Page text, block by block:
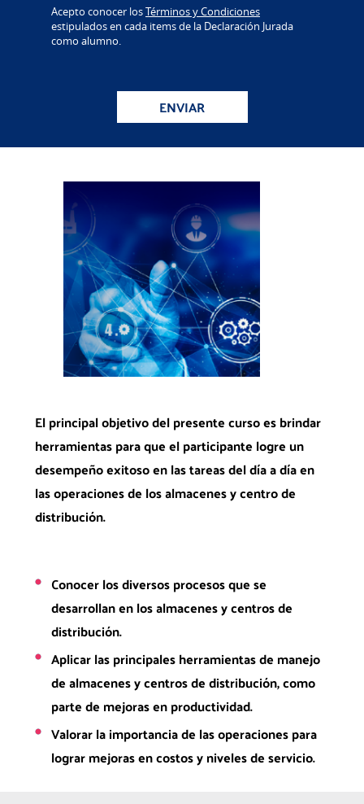
Acepto conocer losTérminos y Condiciones
estipulados en cada items de la Declaración Jurada
como alumno.
ENVIAR
El principal objetivo del presente curso es brindar
herramientas para que el participante logre un
desempeño exitoso en las tareas del día a día en
las operaciones de los almacenes y centro de
distribución.
Conocer los diversos procesos que se
desarrollan en los almacenes y centros de
distribución.
Aplicar las principales herramientas de manejo
de almacenes y centros de distribución, como
parte de mejoras en productividad.
Valorar la importancia de las operaciones para
lograr mejoras en costos y niveles de servicio.